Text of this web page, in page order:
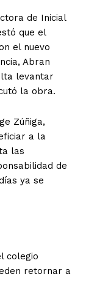
de Inicial
que el
el nuevo
Abran
levantar
la obra.
Zúñiga,
a la
las
de
ya se
colegio
retornar a